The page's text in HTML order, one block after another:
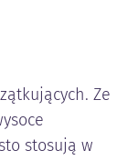
Ze
stosują w